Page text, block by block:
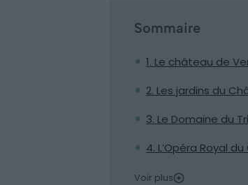
Sommaire
1. Le château de
2. Les jardins du
3. Le Domaine du
4. L’Opéra Royal
Voir plus